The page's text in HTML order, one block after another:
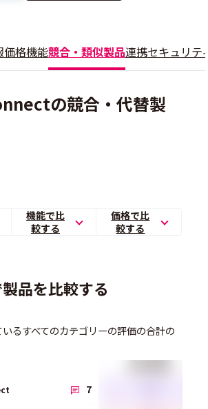
価格機能競合・類似製品連携セキュリテ
の競合・代替製
機能で比
較する
価格で比
較する
品を比較する
るすべてのカテゴリーの評価の合計の
7